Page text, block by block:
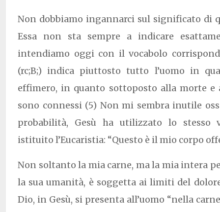
Non dobbiamo ingannarci sul significato di
Essa non sta sempre a indicare
intendiamo oggi con il vocabolo
(rc;B;) indica piuttosto tutto l’uomo in
effimero, in quanto sottoposto alla morte
sono connessi (5) Non mi sembra inutile
probabilità, Gesù ha utilizzato lo stesso
istituito l’Eucaristia: “Questo è il mio corpo
Non soltanto la mia carne, ma la mia intera
la sua umanità, è soggetta ai limiti del
Dio, in Gesù, si presenta all’uomo “nella